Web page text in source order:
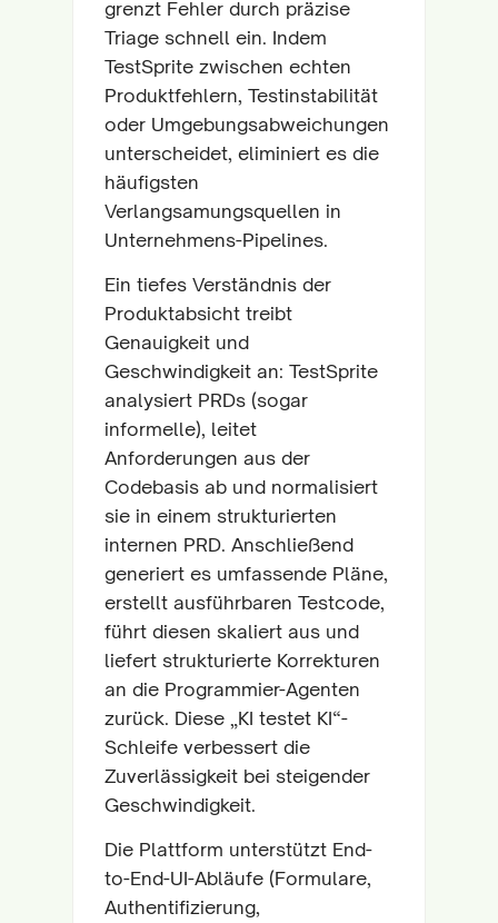
grenzt Fehler durch präzise
Triage schnell ein. Indem
TestSprite zwischen echten
Produktfehlern, Testinstabilität
oder Umgebungsabweichungen
unterscheidet, eliminiert es die
häufigsten
Verlangsamungsquellen in
Unternehmens-Pipelines.
Ein tiefes Verständnis der
Produktabsicht treibt
Genauigkeit und
Geschwindigkeit an: TestSprite
analysiert PRDs (sogar
informelle), leitet
Anforderungen aus der
Codebasis ab und normalisiert
sie in einem strukturierten
internen PRD. Anschließend
generiert es umfassende Pläne,
erstellt ausführbaren Testcode,
führt diesen skaliert aus und
liefert strukturierte Korrekturen
an die Programmier-Agenten
zurück. Diese „KI testet KI“-
Schleife verbessert die
Zuverlässigkeit bei steigender
Geschwindigkeit.
Die Plattform unterstützt End-
to-End-UI-Abläufe (Formulare,
Authentifizierung,